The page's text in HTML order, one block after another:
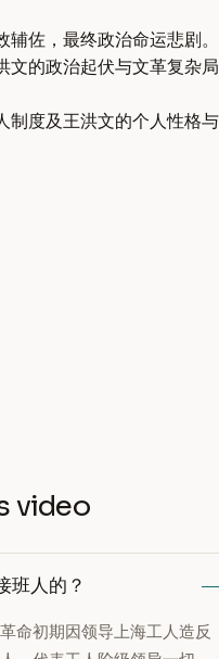
佐，最终政治命运悲剧。
文的政治起伏与文革复杂局
制度及王洪文的个人性格与
video
班人的？
命初期因领导上海工人造反